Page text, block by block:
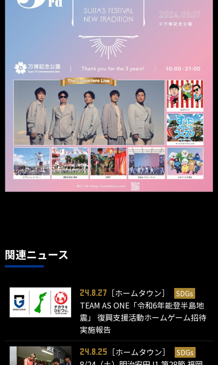
関連ニュース
24.8.27 ［ホームタウン］ SDGs
TEAM AS ONE「令和6年能登半島地
震」 復興支援活動ホームゲーム招待
実施報告
24.8.25 ［ホームタウン］ SDGs